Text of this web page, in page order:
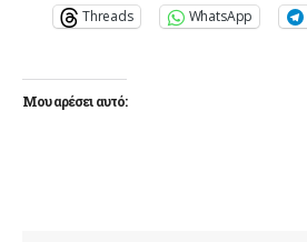
Threads WhatsApp
Μου αρέσει αυτό: